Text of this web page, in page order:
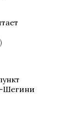
Шегини